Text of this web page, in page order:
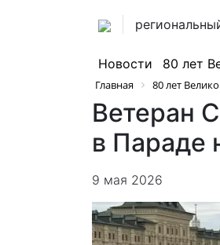
Новости 80 лет
Главная 80 лет
Ветеран
в Параде
9 мая 2026